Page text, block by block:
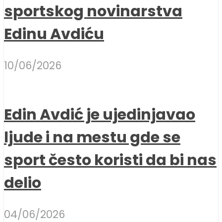
sportskog novinarstva
Edinu Avdiću
10/06/2026
Edin Avdić je ujedinjavao
ljude i na mestu gde se
sport često koristi da bi nas
delio
04/06/2026